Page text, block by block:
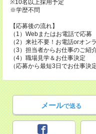
※10名以上採用予定
※学歴不問
【応募後の流れ】
（1）Webまたはお電話で応募
（2）来社不要！お電話orオン
（3）担当者からお仕事のご紹
（4）職場見学＆お仕事決定
（応募から最短3日でお仕事決
メールで送る